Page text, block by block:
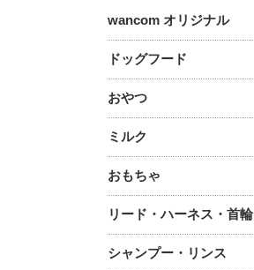
wancom オリジナル
ドッグフード
おやつ
ミルク
おもちゃ
リード・ハーネス・首輪
シャンプー・リンス